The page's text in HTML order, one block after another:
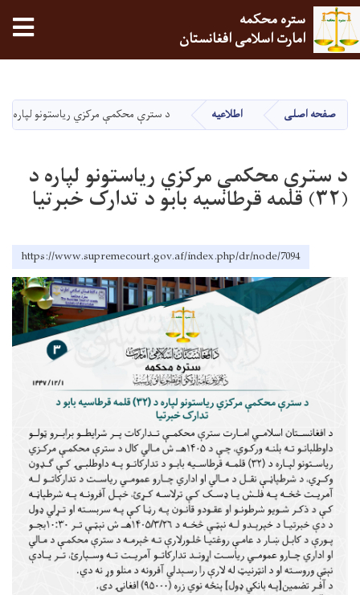
main
content
ستره محکمه
امارت اسلامی افغانستان
صفحه اصلی اطلاعیه د سترې محکمې مرکزي ریاستونو لپاره د (۳۲) قلمه قرطاسیه بابو د تدارک
د سترې محکمې مرکزي ریاستونو لپاره د
(۳۲) قلمه قرطاسیه بابو د تدارک خبرتیا
https://www.supremecourt.gov.af/index.php/dr/node/7094